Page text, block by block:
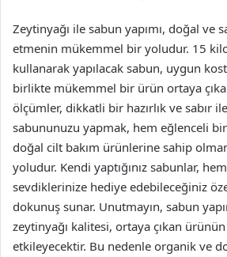
Zeytinyağı ile sabun yapımı, doğal ve
etmenin mükemmel bir yoludur. 15
kullanarak yapılacak sabun, uygun
birlikte mükemmel bir ürün ortaya
ölçümler, dikkatli bir hazırlık ve sabır
sabununuzu yapmak, hem eğlenceli
doğal cilt bakım ürünlerine sahip
yoludur. Kendi yaptığınız sabunlar,
sevdiklerinize hediye edebileceğiniz
dokunuş sunar. Unutmayın, sabun
zeytinyağı kalitesi, ortaya çıkan
etkileyecektir. Bu nedenle organik ve